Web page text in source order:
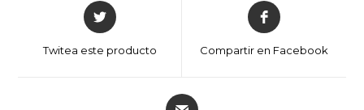
Opens
in
new
Twitea este producto
Opens
in
new
Compartir en Facebook
Opens